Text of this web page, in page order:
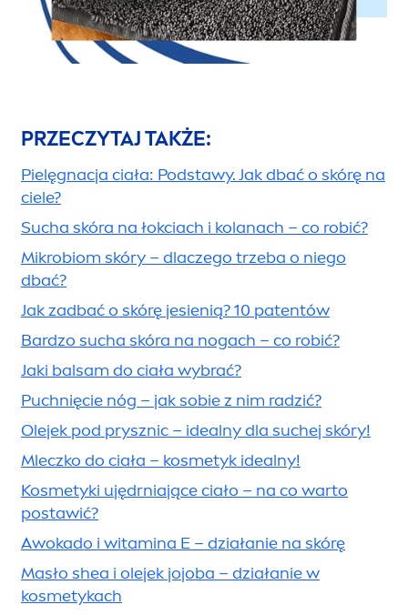
PRZECZYTAJ TAKŻE:
Pielęgnacja ciała: Podstawy. Jak dbać o skórę na
ciele?
Sucha skóra na łokciach i kolanach – co robić?
Mikrobiom skóry – dlaczego trzeba o niego
dbać?
Jak zadbać o skórę jesienią? 10 patentów
Bardzo sucha skóra na nogach – co robić?
Jaki balsam do ciała wybrać?
Puchnięcie nóg – jak sobie z nim radzić?
Olejek pod prysznic – idealny dla suchej skóry!
Mleczko do ciała – kosmetyk idealny!
Kosmetyki ujędrniające ciało – na co warto
postawić?
Awokado i witamina E – działanie na skórę
Masło shea i olejek jojoba – działanie w
kosmetykach